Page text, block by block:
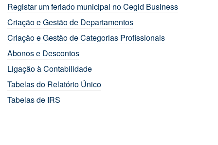
Registar um feriado municipal no Cegid Business
Criação e Gestão de Departamentos
Criação e Gestão de Categorias Profissionais
Abonos e Descontos
Ligação à Contabilidade
Tabelas do Relatório Único
Tabelas de IRS